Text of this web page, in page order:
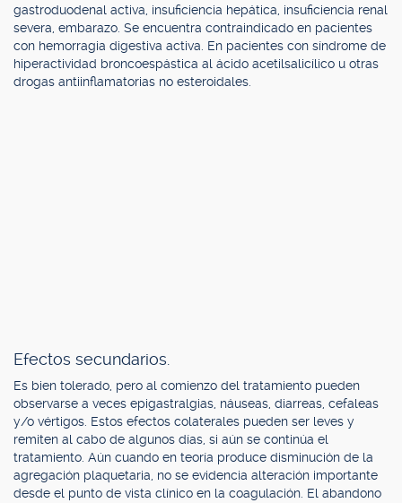
gastroduodenal activa, insuficiencia hepática, insuficiencia renal
severa, embarazo. Se encuentra contraindicado en pacientes
con hemorragia digestiva activa. En pacientes con síndrome de
hiperactividad broncoespástica al ácido acetilsalicílico u otras
drogas antiinflamatorias no esteroidales.
Efectos secundarios.
Es bien tolerado, pero al comienzo del tratamiento pueden
observarse a veces epigastralgias, náuseas, diarreas, cefaleas
y/o vértigos. Estos efectos colaterales pueden ser leves y
remiten al cabo de algunos días, si aún se continúa el
tratamiento. Aún cuando en teoría produce disminución de la
agregación plaquetaria, no se evidencia alteración importante
desde el punto de vista clínico en la coagulación. El abandono